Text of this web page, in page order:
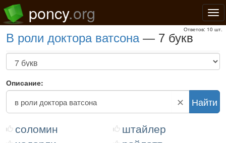
poncy.org
в роли доктора ватсона— 7 букв
Ответов: 10 шт.
соломин
штайлер
Описание:
✕ Найти